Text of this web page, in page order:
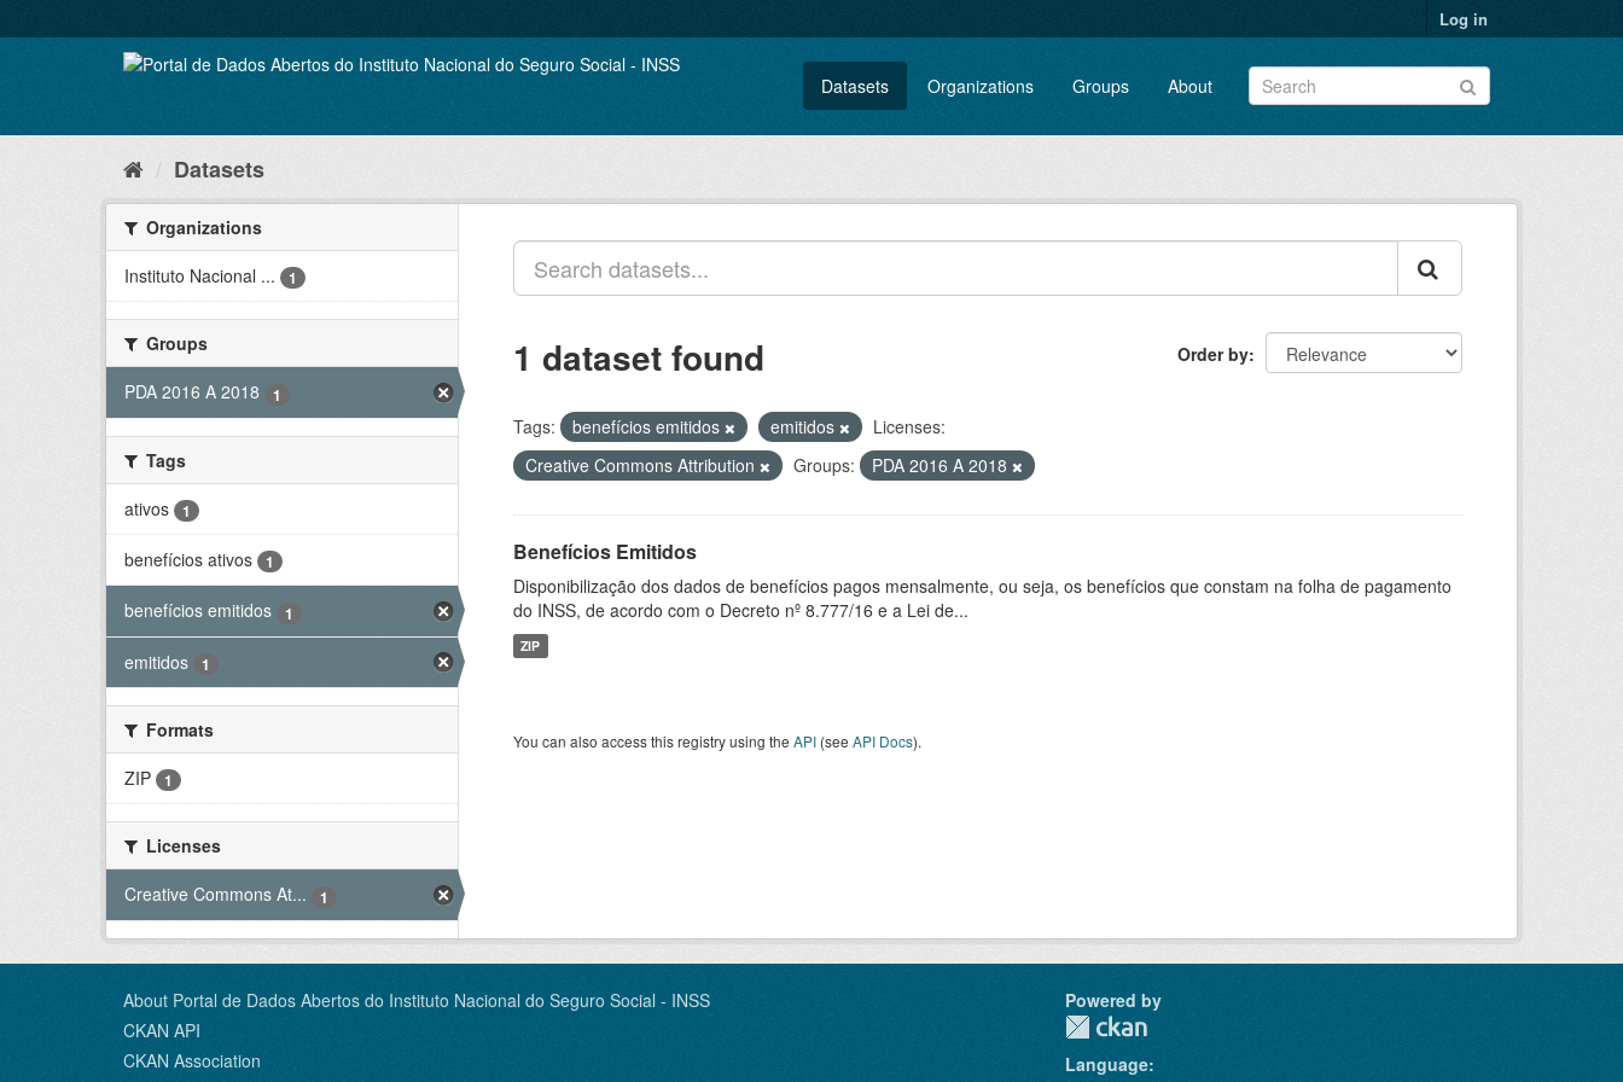
to
Log in
Datasets Organizations Groups About
Datasets
Organizations
Instituto Nacional ...
1
Groups
PDA 2016 A 2018
1
Tags
ativos
1
benefícios ativos 1
benefícios emitidos 1
emitidos 1
Formats
ZIP
1
Licenses
Creative Commons At...
1
Order by
1 dataset found
Tags: benefícios emitidos emitidos
Licenses:
Creative Commons Attribution
Groups: PDA 2016 A 2018
Benefícios Emitidos
Disponibilização dos dados de benefícios pagos mensalmente, ou seja, os benefícios que constam na folha de pagamento
do INSS, de acordo com o Decreto nº 8.777/16 e a Lei de...
ZIP
You can also access this registry using the API (see API Docs).
About Portal de Dados Abertos do Instituto Nacional do Seguro Social - INSS
CKAN API
CKAN Association
Powered by
Language